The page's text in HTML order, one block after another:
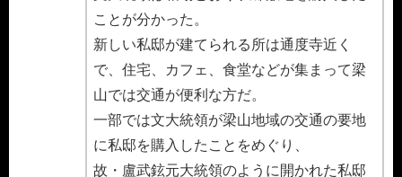
ことが分かった。
新しい私邸が建てられる所は通度寺近く
で、住宅、カフェ、食堂などが集まって梁
山では交通が便利な方だ。
一部では文大統領が梁山地域の交通の要地
に私邸を購入したことをめぐり、
故・盧武鉉元大統領のように開かれた私邸